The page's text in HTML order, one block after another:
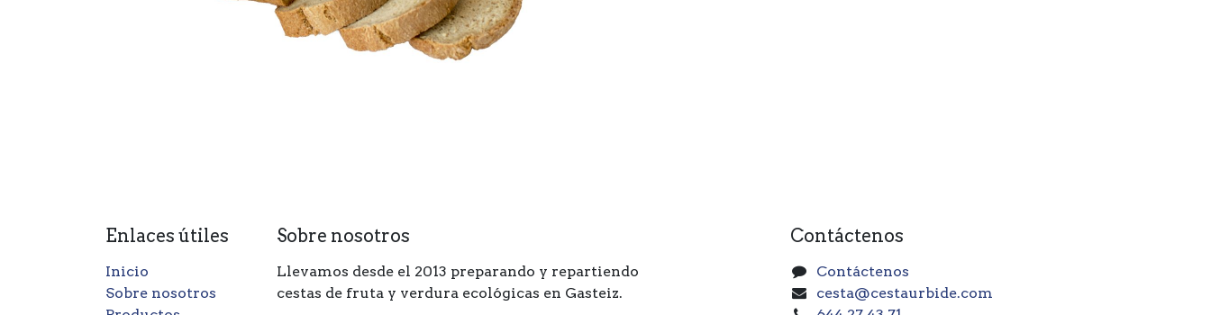
Enlaces útiles
Inicio
Sobre nosotros
Sobre nosotros
Llevamos desde el 2013 preparando y repartiendo
cestas de fruta y verdura ecológicas en Gasteiz.
Contáctenos
Contáctenos
cesta@cestaurbide.com